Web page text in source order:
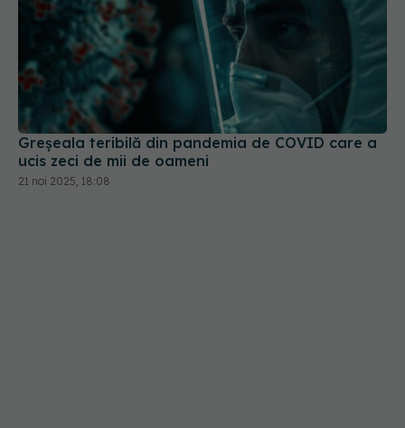
Greșeala teribilă din pandemia de COVID care a
ucis zeci de mii de oameni
21 noi 2025, 18:08